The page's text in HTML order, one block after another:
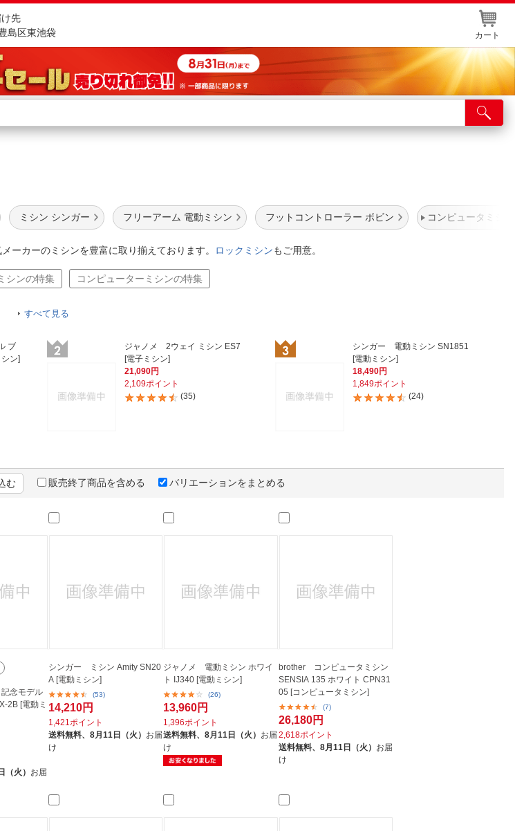
先
島区東池袋
カート
ート
・お問合せ
店舗情報・店舗一覧
ミシン シンガー フリーアーム 電動ミシン フットコントローラー ボビン コンピュータミシ
ーカーのミシンを豊富に取り揃えております。 ロックミシンもご用意。
シンの特集 コンピューターミシンの特集
すべて見る
ブ
ン]
ジャノメ 2ウェイ ミシン ES7
[電子ミシン]
21,090円
2,109ポイント
(35)
シンガー 電動ミシン SN1851
[電動ミシン]
18,490円
1,849ポイント
(24)
む 販売終了商品を含める バリエーションをまとめる
念モデル
2B [電動ミ
（火） お届
シンガー ミシン Amity SN20
A [電動ミシン]
(53)
14,210円
1,421ポイント
送料無料、 8月11日（火） お届
け
ジャノメ 電動ミシン ホワイ
ト IJ340 [電動ミシン]
(26)
13,960円
1,396ポイント
送料無料、8月11日（火） お届
け
brother コンピュータミシン
SENSIA 135 ホワイト CPN31
05 [コンピュータミシン]
(7)
26,180円
2,618ポイント
送料無料、 8月11日（火） お届
け